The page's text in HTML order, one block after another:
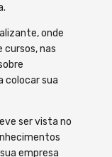
onde
cursos, nas
colocar sua
ser vista no
empresa